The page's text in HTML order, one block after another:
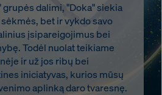
grupės dalimi, "Doka" siekia
bet ir vykdo savo
įsipareigojimus bei
Todėl nuolat teikiame
ir už jos ribų bei
iniciatyvas, kurios mūsų
aplinką daro tvaresnę.